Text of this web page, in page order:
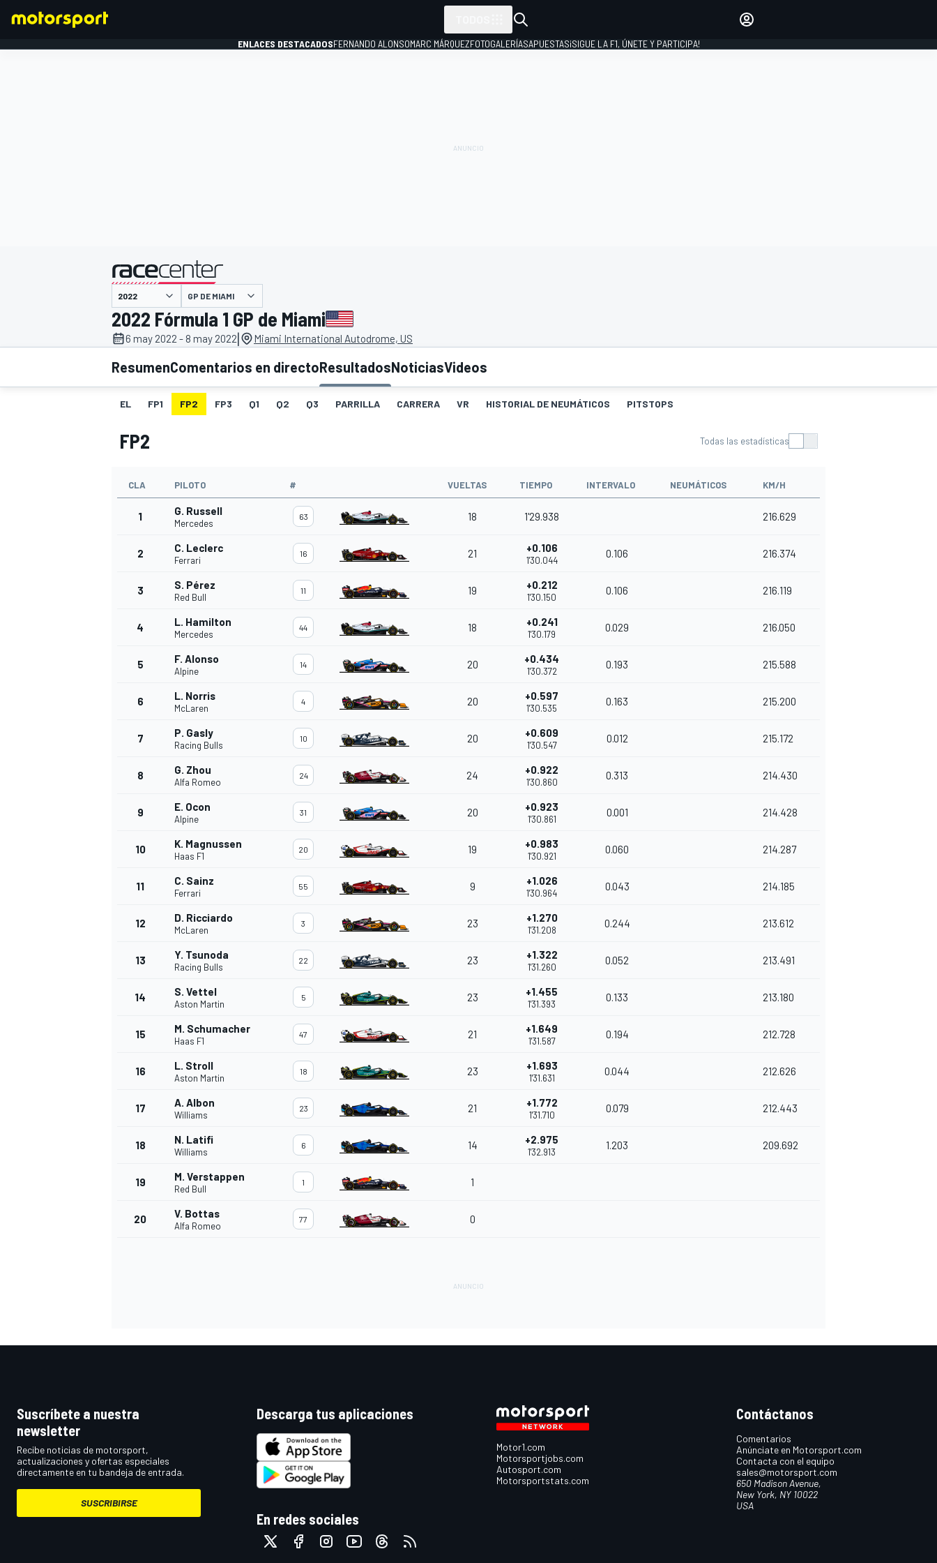
INDYCAR WRC
FÓRMULA E
ENLACES DESTACADOSFERNANDO ALONSOMARC MÁRQUEZFOTOGALERÍASAPUESTAS¡SIGUE LA F1, ÚNETE Y PARTICIPA!
presentado por
GP DE MIAMI
2022 Fórmula 1 GP de Miami
6 may 2022 - 8 may 2022| Miami International Autodrome, US
ResumenComentarios en directoResultadosNoticiasVideos
EL FP1 FP2 FP3 Q1 Q2 Q3 PARRILLA CARRERA VR HISTORIAL DE NEUMÁTICOS PITSTOPS
FP2 Todas las estadísticas
CLA PILOTO # VUELTAS TIEMPO INTERVALO NEUMÁTICOS KM/H
1 G. Russell
Mercedes
63 18 1'29.938 216.629
2 C. Leclerc
Ferrari
16 21 +0.106
1'30.044
0.106 216.374
3 S. Pérez
Red Bull
11 19 +0.212
1'30.150
0.106 216.119
4 L. Hamilton
Mercedes
44 18 +0.241
1'30.179
0.029 216.050
5 F. Alonso
Alpine
14 20 +0.434
1'30.372
0.193 215.588
6 L. Norris
McLaren
4 20 +0.597
1'30.535
0.163 215.200
7 P. Gasly
Racing Bulls
10 20 +0.609
1'30.547
0.012 215.172
8 G. Zhou
Alfa Romeo
24 24 +0.922
1'30.860
0.313 214.430
9 E. Ocon
Alpine
31 20 +0.923
1'30.861
0.001 214.428
10 K. Magnussen
Haas F1
20 19 +0.983
1'30.921
0.060 214.287
11 C. Sainz
Ferrari
55 9 +1.026
1'30.964
0.043 214.185
12 D. Ricciardo
McLaren
3 23 +1.270
1'31.208
0.244 213.612
13 Y. Tsunoda
Racing Bulls
22 23 +1.322
1'31.260
0.052 213.491
14 S. Vettel
Aston Martin
5 23 +1.455
1'31.393
0.133 213.180
15 M. Schumacher
Haas F1
47 21 +1.649
1'31.587
0.194 212.728
16 L. Stroll
Aston Martin
18 23 +1.693
1'31.631
0.044 212.626
17 A. Albon
Williams
23 21 +1.772
1'31.710
0.079 212.443
18 N. Latifi
Williams
6 14 +2.975
1'32.913
1.203 209.692
19 M. Verstappen
Red Bull
1 1
20 V. Bottas
Alfa Romeo
77 0
Suscríbete a nuestra
newsletter
Recibe noticias de motorsport,
actualizaciones y ofertas especiales
directamente en tu bandeja de entrada.
SUSCRIBIRSE
Descarga tus aplicaciones
En redes sociales
Motor1.com
Motorsportjobs.com
Autosport.com
Motorsportstats.com
Contáctanos
Comentarios
Anúnciate en Motorsport.com
Contacta con el equipo
sales@motorsport.com
650 Madison Avenue,
New York, NY 10022
USA